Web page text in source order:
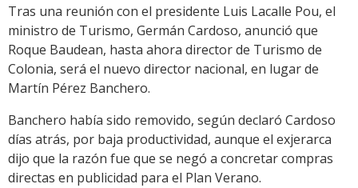
Link
Tras una reunión con el presidente Luis Lacalle Pou, el
ministro de Turismo, Germán Cardoso, anunció que
Roque Baudean, hasta ahora director de Turismo de
Colonia, será el nuevo director nacional, en lugar de
Martín Pérez Banchero.
Banchero había sido removido, según declaró Cardoso
días atrás, por baja productividad, aunque el exjerarca
dijo que la razón fue que se negó a concretar compras
directas en publicidad para el Plan Verano.